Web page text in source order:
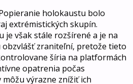
holokaustu bolo
extrémistických skupín.
je však stále rozšírené a je na
obzvlášť zraniteľní, pretože tieto
šíria na platformách
opatrenia počas
výrazne znížiť ich